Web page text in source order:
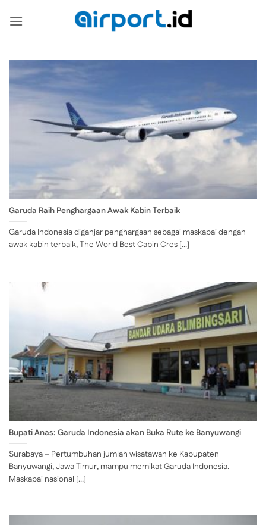
Garuda Raih Penghargaan Awak Kabin Terbaik
Garuda Indonesia diganjar penghargaan sebagai maskapai dengan
awak kabin terbaik, The World Best Cabin Cres [...]
Bupati Anas: Garuda Indonesia akan Buka Rute ke Banyuwangi
Surabaya – Pertumbuhan jumlah wisatawan ke Kabupaten
Banyuwangi, Jawa Timur, mampu memikat Garuda Indonesia.
Maskapai nasional [...]